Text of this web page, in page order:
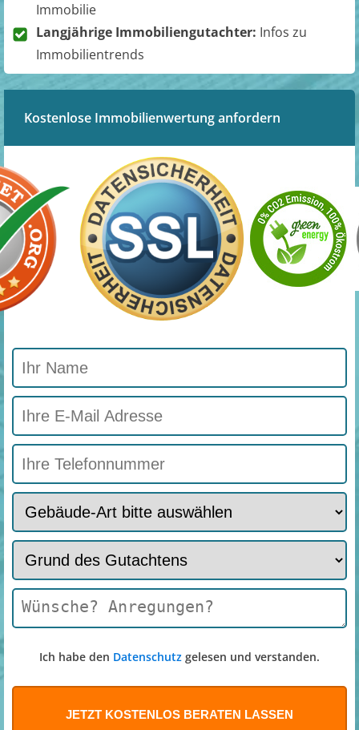
Immobilie
Langjährige Immobiliengutachter: Infos zu
Immobilientrends
Kostenlose Immobilienwertung anfordern
Ich habe den Datenschutz gelesen und verstanden.